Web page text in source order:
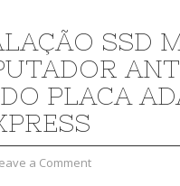
SSD
PLACA
a Comment